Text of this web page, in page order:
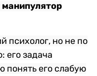
психолог, но не по
его задача
понять его слабую